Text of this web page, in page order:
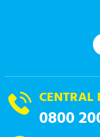
0800